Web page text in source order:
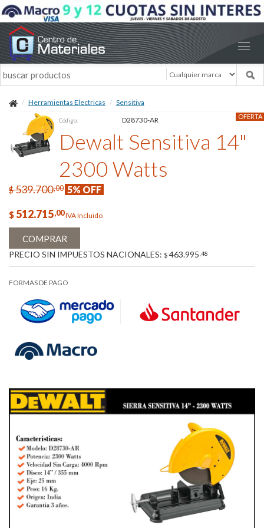
Herramientas Electricas Sensitiva
OFERTA
Código: D28730-AR
Dewalt Sensitiva 14"
2300 Watts
$539.700,00 5% OFF
$ 512.715,00IVA Incluido
COMPRAR
PRECIO SIN IMPUESTOS NACIONALES: $ 463.995 ,48
FORMAS DE PAGO